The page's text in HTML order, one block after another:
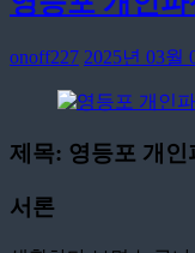
onoff227 2025년 03월
제목: 영등포 개
서론